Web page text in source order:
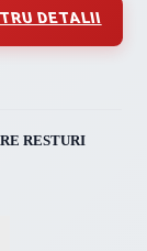
DETALII
RESTURI